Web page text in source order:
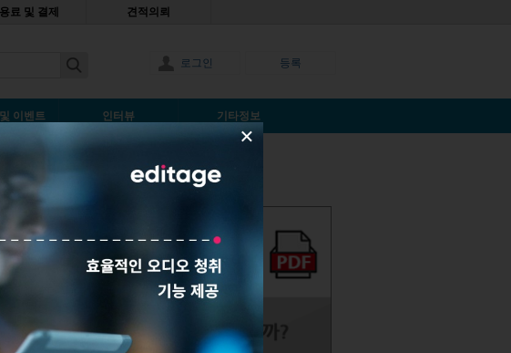
료 및 결제 견적의뢰
로그인 등록
이벤트 인터뷰 기타정보
기탁
기기
리포
들을
×